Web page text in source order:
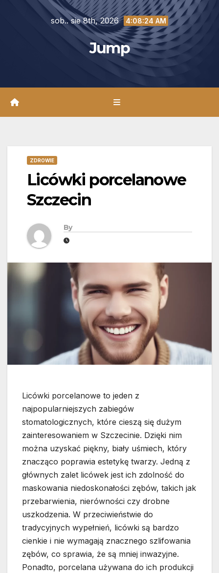
sob.. sie 8th, 2026 4:08:25 AM
Jump
ZDROWIE
Licówki porcelanowe
Szczecin
By
Licówki porcelanowe to jeden z
najpopularniejszych zabiegów
stomatologicznych, które cieszą się dużym
zainteresowaniem w Szczecinie. Dzięki nim
można uzyskać piękny, biały uśmiech, który
znacząco poprawia estetykę twarzy. Jedną z
głównych zalet licówek jest ich zdolność do
maskowania niedoskonałości zębów, takich jak
przebarwienia, nierówności czy drobne
uszkodzenia. W przeciwieństwie do
tradycyjnych wypełnień, licówki są bardzo
cienkie i nie wymagają znacznego szlifowania
zębów, co sprawia, że są mniej inwazyjne.
Ponadto, porcelana używana do ich produkcji